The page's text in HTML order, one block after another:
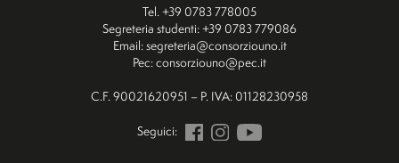
Tel. +39 0783 778005
Segreteria studenti: +39 0783 779086
Email: segreteria@consorziouno.it
Pec: consorziouno@pec.it
C.F. 90021620951 – P. IVA: 01128230958
Seguici: